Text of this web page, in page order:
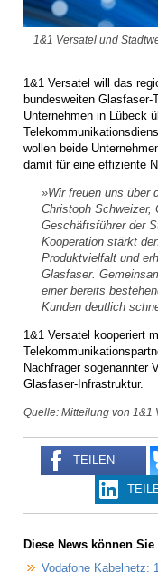
1&1 Versatel und
1&1 Versatel will das
bundesweiten
Unternehmen in Lübeck
wollen beide
damit für eine effiziente
»Wir freuen uns über
Christoph Schweizer,
Geschäftsführer der
Kooperation stärkt
Produktvielfalt und
Glasfaser.
einer bereits
Kunden deutlich
1&1 Versatel kooperiert
Nachfrager sogenannter
Glasfaser-Infrastruktur.
Quelle: Mitteilung von 1&1
TEILEN
Diese News können
Vodafone Kabelnetz: